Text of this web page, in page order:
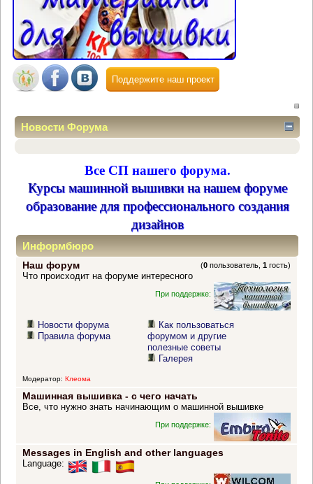
Поддержите наш проект
Новости Форума
Все СП нашего форума.
Курсы машинной вышивки на нашем форуме
образование для профессионального создания
дизайнов
Информбюро
Наш форум (0 пользователь,1 гость)
Что происходит на форуме интересного
При поддержке:
Новости форума
Правила форума
Как пользоваться
форумом и другие
полезные советы
Галерея
Модератор: Клеома
Машинная вышивка - с чего начать
Все, что нужно знать начинающим о машинной вышивке
При поддержке:
Messages in English and other languages
Language: